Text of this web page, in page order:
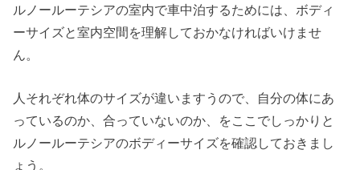
ルノールーテシアの室内で車中泊するためには、ボディ
ーサイズと室内空間を理解しておかなければいけませ
ん。
人それぞれ体のサイズが違いますうので、自分の体にあ
っているのか、合っていないのか、をここでしっかりと
ルノールーテシアのボディーサイズを確認しておきまし
ょう。